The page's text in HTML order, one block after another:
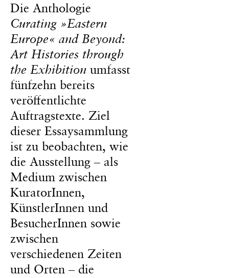
Die Anthologie
Curating »Eastern
Europe« and Beyond:
Art Histories through
the Exhibition umfasst
fünfzehn bereits
veröffentlichte
Auftragstexte. Ziel
dieser Essaysammlung
ist zu beobachten, wie
die Ausstellung – als
Medium zwischen
KuratorInnen,
KünstlerInnen und
BesucherInnen sowie
zwischen
verschiedenen Zeiten
und Orten – die